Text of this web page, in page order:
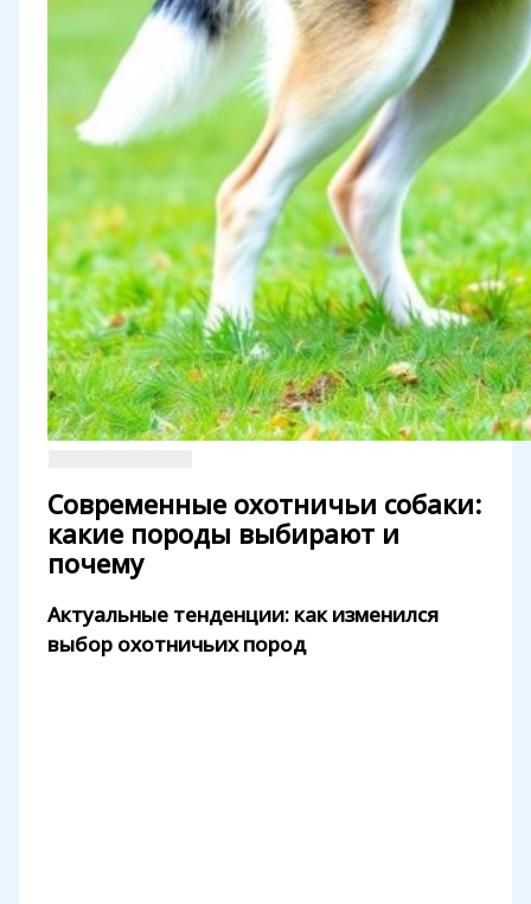
Современные охотничьи собаки:
какие породы выбирают и
почему
Актуальные тенденции: как изменился
выбор охотничьих пород